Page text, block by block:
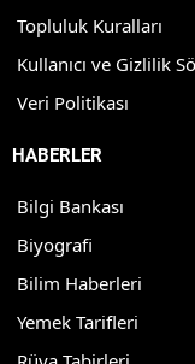
Topluluk Kuralları
Kullanıcı ve Gizlilik
Veri Politikası
HABERLER
Bilgi Bankası
Biyografi
Bilim Haberleri
Yemek Tarifleri